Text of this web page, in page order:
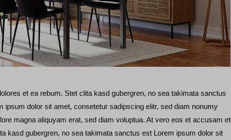
et ea rebum. Stet clita kasd gubergren, no sea takimata sanctus
ipsum dolor sit amet, consetetur sadipscing elitr, sed diam nonumy
magna aliquyam erat, sed diam voluptua. At vero eos et accusam et
kasd gubergren, no sea takimata sanctus est Lorem ipsum dolor sit